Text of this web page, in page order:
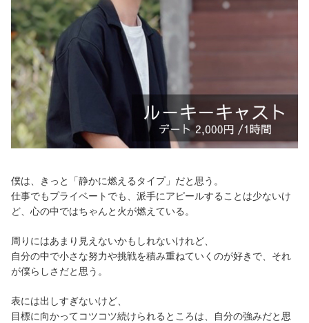
僕は、きっと「静かに燃えるタイプ」だと思う。
仕事でもプライベートでも、派手にアピールすることは少ないけ
ど、心の中ではちゃんと火が燃えている。
周りにはあまり見えないかもしれないけれど、
自分の中で小さな努力や挑戦を積み重ねていくのが好きで、それ
が僕らしさだと思う。
表には出しすぎないけど、
目標に向かってコツコツ続けられるところは、自分の強みだと思